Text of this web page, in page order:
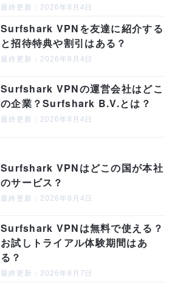
最終更新：2026年8月4日
Surfshark VPNを友達に紹介する
と招待特典や割引はある？
最終更新：2026年8月4日
Surfshark VPNの運営会社はどこ
の企業？Surfshark B.V.とは？
最終更新：2026年8月4日
Surfshark VPNはどこの国が本社
のサービス？
最終更新：2026年8月4日
Surfshark VPNは無料で使える？
お試しトライアル体験期間はあ
る？
最終更新：2026年8月7日